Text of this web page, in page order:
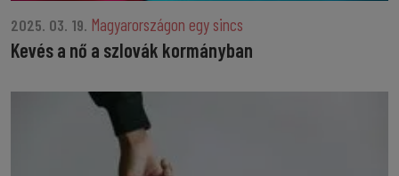
2025. 03. 19. Magyarországon egy sincs
Kevés a nő a szlovák kormányban